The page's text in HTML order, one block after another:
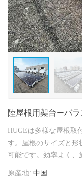
陸屋根用架台—バ
HUGEは多様な屋根取
す。屋根のサイズと形
可能です。効率よく、
原産地: 中国